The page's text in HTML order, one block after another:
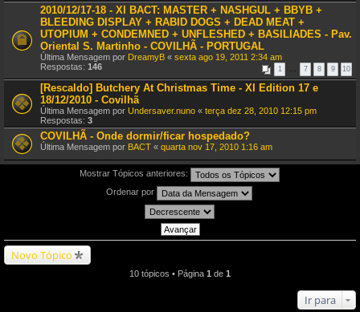
2010/12/17-18 - XI BACT: MASTER + NASHGUL + BBYB +
BLEEDING DISPLAY + RABID DOGS + DEAD MEAT +
UTOPIUM + CONDEMNED + UNFLESHED + BASILIADES - Pav.
Oriental S. Martinho - COVILHÃ - PORTUGAL
Última Mensagem por DreamyB « sexta ago 19, 2011 2:34 am
Respostas: 146 1 7 8 9 10
[Rescaldo] Butchery At Christmas Time - XI Edition 17 e
18/12/2010 - Covilhã
Última Mensagem por Undersaver.nuno « terça dez 28, 2010 12:15 pm
Respostas: 3
COVILHÃ - Onde dormir/ficar hospedado?
Última Mensagem por BACT « quarta nov 17, 2010 1:16 am
Mostrar Tópicos anteriores:
Ordenar por
Novo Tópico
10 tópicos • Página 1 de 1
Ir para